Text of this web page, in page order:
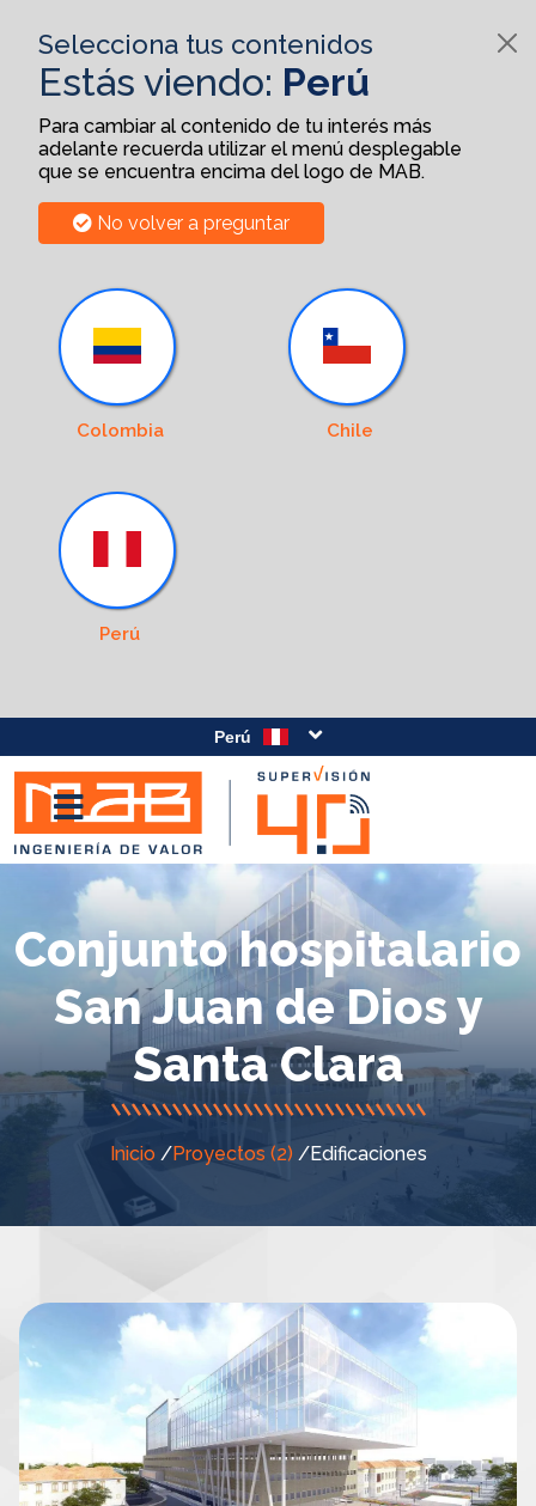
Selecciona tus contenidos
Estás viendo: Perú
Para cambiar al contenido de tu interés más
adelante recuerda utilizar el menú desplegable
que se encuentra encima del logo de MAB.
No volver a preguntar
Colombia Chile
Perú
Perú
Conjunto hospitalario
San Juan de Dios y
Santa Clara
Inicio/Proyectos (2) /Edificaciones
Next